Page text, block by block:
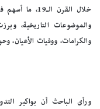
خلال القرن
والموضوعات التاريخية،
والكرامات، ووفيات الأعيان،
ورأى الباحث أن بواكير